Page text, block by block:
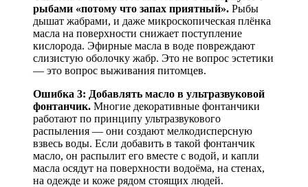
рыбами «потому что запах приятный». Рыбы
дышат жабрами, и даже микроскопическая плёнка
масла на поверхности снижает поступление
кислорода. Эфирные масла в воде повреждают
слизистую оболочку жабр. Это не вопрос эстетики
— это вопрос выживания питомцев.
Ошибка 3: Добавлять масло в ультразвуковой
фонтанчик. Многие декоративные фонтанчики
работают по принципу ультразвукового
распыления — они создают мелкодисперсную
взвесь воды. Если добавить в такой фонтанчик
масло, он распылит его вместе с водой, и капли
масла осядут на поверхности водоёма, на стенах,
на одежде и коже рядом стоящих людей.